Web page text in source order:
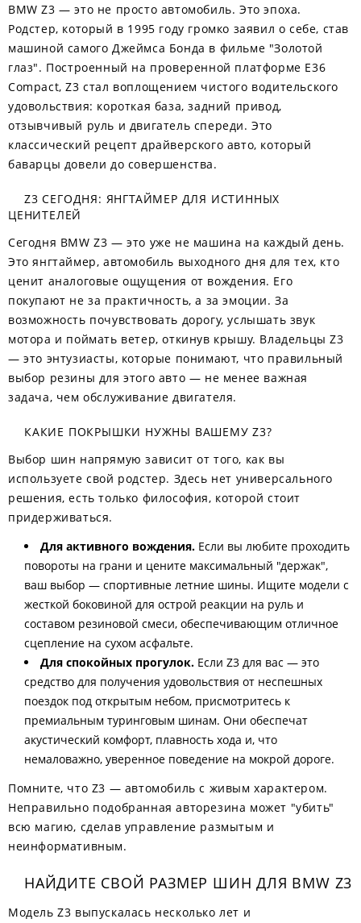
BMW Z3 — это не просто автомобиль. Это эпоха.
Родстер, который в 1995 году громко заявил о себе, став
машиной самого Джеймса Бонда в фильме "Золотой
глаз". Построенный на проверенной платформе E36
Compact, Z3 стал воплощением чистого водительского
удовольствия: короткая база, задний привод,
отзывчивый руль и двигатель спереди. Это
классический рецепт драйверского авто, который
баварцы довели до совершенства.
Z3 СЕГОДНЯ: ЯНГТАЙМЕР ДЛЯ ИСТИННЫХ
ЦЕНИТЕЛЕЙ
Сегодня BMW Z3 — это уже не машина на каждый день.
Это янгтаймер, автомобиль выходного дня для тех, кто
ценит аналоговые ощущения от вождения. Его
покупают не за практичность, а за эмоции. За
возможность почувствовать дорогу, услышать звук
мотора и поймать ветер, откинув крышу. Владельцы Z3
— это энтузиасты, которые понимают, что правильный
выбор резины для этого авто — не менее важная
задача, чем обслуживание двигателя.
КАКИЕ ПОКРЫШКИ НУЖНЫ ВАШЕМУ Z3?
Выбор шин напрямую зависит от того, как вы
используете свой родстер. Здесь нет универсального
решения, есть только философия, которой стоит
придерживаться.
Для активного вождения. Если вы любите проходить
повороты на грани и цените максимальный "держак",
ваш выбор — спортивные летние шины. Ищите модели с
жесткой боковиной для острой реакции на руль и
составом резиновой смеси, обеспечивающим отличное
сцепление на сухом асфальте.
Для спокойных прогулок. Если Z3 для вас — это
средство для получения удовольствия от неспешных
поездок под открытым небом, присмотритесь к
премиальным туринговым шинам. Они обеспечат
акустический комфорт, плавность хода и, что
немаловажно, уверенное поведение на мокрой дороге.
Помните, что Z3 — автомобиль с живым характером.
Неправильно подобранная авторезина может "убить"
всю магию, сделав управление размытым и
неинформативным.
НАЙДИТЕ СВОЙ РАЗМЕР ШИН ДЛЯ BMW Z3
Модель Z3 выпускалась несколько лет и